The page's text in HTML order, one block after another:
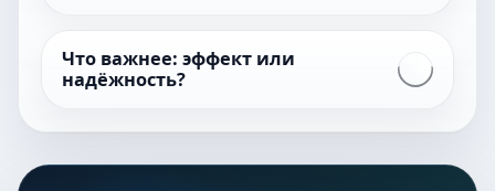
Что важнее: эффект или
надёжность?